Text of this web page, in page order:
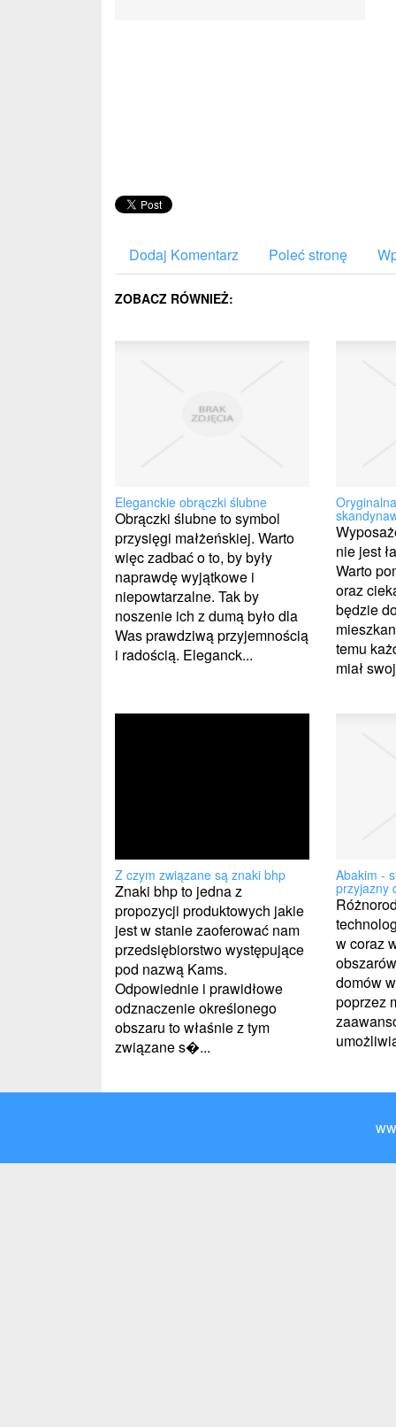
Dodaj Komentarz Poleć stronę
ZOBACZ RÓWNIEŻ:
Eleganckie obrączki ślubne
Obrączki ślubne to symbol
przysięgi małżeńskiej. Warto
więc zadbać o to, by były
naprawdę wyjątkowe i
niepowtarzalne. Tak by
noszenie ich z dumą było dla
Was prawdziwą przyjemnością
i radością. Eleganck...
nie jest
Warto
oraz
będzie
temu
miał
Z czym związane są znaki bhp
Znaki bhp to jedna z
propozycji produktowych jakie
jest w stanie zaoferować nam
przedsiębiorstwo występujące
pod nazwą Kams.
Odpowiednie i prawidłowe
odznaczenie określonego
obszaru to właśnie z tym
związane s�...
Abakim -
przyjazny
w coraz
domów
poprzez